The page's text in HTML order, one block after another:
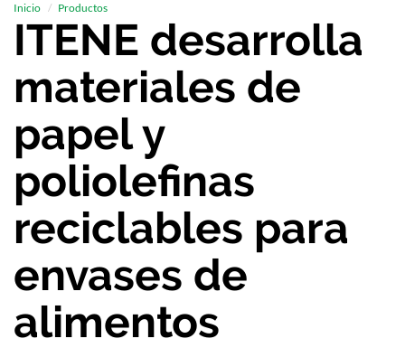
Inicio Productos
ITENE desarrolla
materiales de
papel y
poliolefinas
reciclables para
envases de
alimentos